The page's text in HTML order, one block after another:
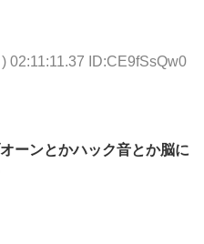
02:11:11.37 ID:CE9fSsQw0
ーンとかハック音とか脳に